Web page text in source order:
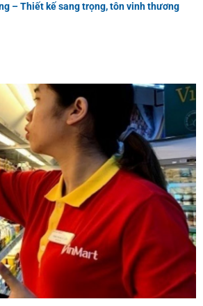
– Thiết kế sang trọng, tôn vinh thương